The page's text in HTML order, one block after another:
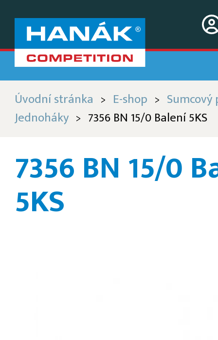
Úvodní stránka > E-shop >
Jednoháky > 7356 BN 15/0 Balení 5KS
7356 BN 15/0
5KS